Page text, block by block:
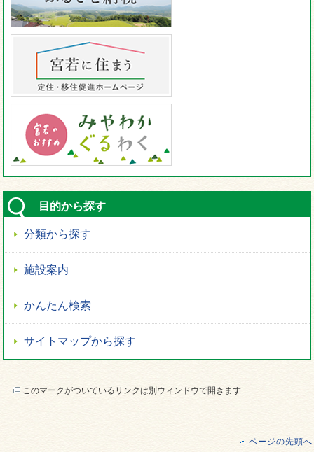
目的から探す
分類から探す
施設案内
かんたん検索
サイトマップから探す
このマークがついているリンクは別ウィンドウで開きます
ページの先頭へ